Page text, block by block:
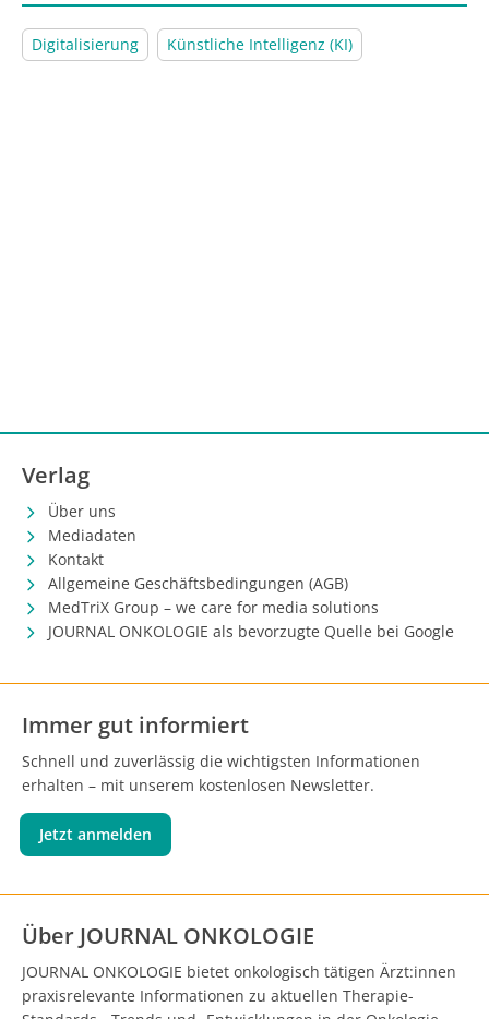
Digitalisierung Künstliche Intelligenz (KI)
Verlag
Über uns
Mediadaten
Kontakt
Allgemeine Geschäftsbedingungen (AGB)
MedTriX Group – we care for media solutions
JOURNAL ONKOLOGIE als bevorzugte Quelle bei Google
Immer gut informiert
Schnell und zuverlässig die wichtigsten Informationen
erhalten – mit unserem kostenlosen Newsletter.
Jetzt anmelden
Über JOURNAL ONKOLOGIE
JOURNAL ONKOLOGIE bietet onkologisch tätigen Ärzt:innen
praxisrelevante Informationen zu aktuellen Therapie-